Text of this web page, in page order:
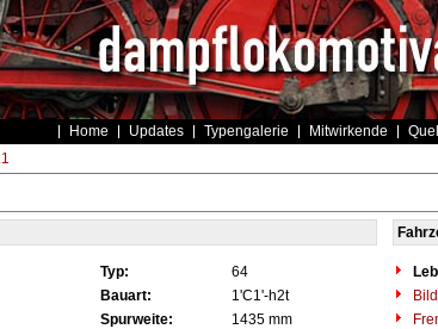
Home Updates Typengalerie Mitwirkende
Typ: 64
Bauart: 1'C1'-h2t
Spurweite: 1435 mm